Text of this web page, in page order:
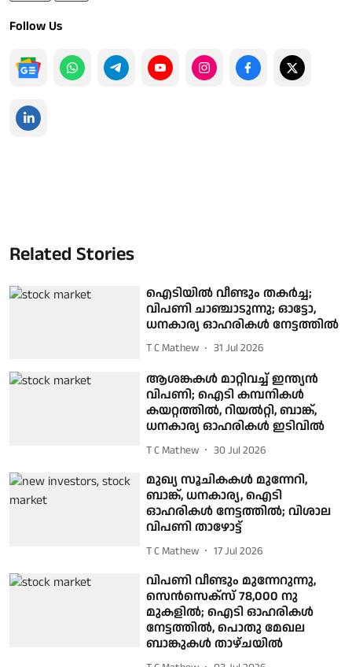
Follow Us
Related Stories
ഐടിയിൽ വീണ്ടും തകർച്ച;
വിപണി ചാഞ്ചാടുന്നു; ഓട്ടോ,
ധനകാര്യ ഓഹരികള്‍ നേട്ടത്തില്‍
T C Mathew 31 Jul 2026
ആശങ്കകൾ മാറ്റിവച്ച് ഇന്ത്യൻ
വിപണി; ഐടി കമ്പനികൾ
കയറ്റത്തില്‍, റിയൽറ്റി, ബാങ്ക്,
ധനകാര്യ ഓഹരികള്‍ ഇടിവില്‍
T C Mathew 30 Jul 2026
മുഖ്യ സൂചികകൾ മുന്നേറി,
ബാങ്ക്, ധനകാര്യ, ഐടി
ഓഹരികള്‍ നേട്ടത്തില്‍; വിശാല
വിപണി താഴോട്ട്
T C Mathew 17 Jul 2026
വിപണി വീണ്ടും മുന്നേറുന്നു,
സെൻസെക്സ് 78,000 നു
മുകളിൽ; ഐടി ഓഹരികൾ
നേട്ടത്തില്‍, പൊതു മേഖല
ബാങ്കുകൾ താഴ്ചയില്‍